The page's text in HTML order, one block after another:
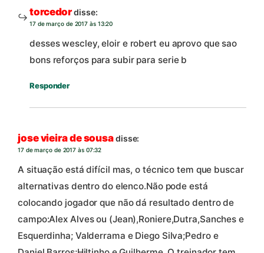
torcedordisse:
17 de março de 2017 às 13:20
desses wescley, eloir e robert eu aprovo que sao
bons reforços para subir para serie b
Responder
jose vieira de sousadisse:
17 de março de 2017 às 07:32
A situação está difícil mas, o técnico tem que buscar
alternativas dentro do elenco.Não pode está
colocando jogador que não dá resultado dentro de
campo:Alex Alves ou (Jean),Roniere,Dutra,Sanches e
Esquerdinha; Valderrama e Diego Silva;Pedro e